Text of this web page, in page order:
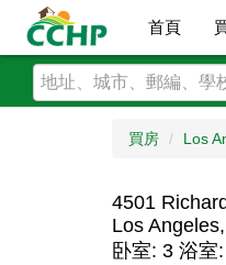
首頁
買房 Los
4501
Los
卧室: 3 浴室